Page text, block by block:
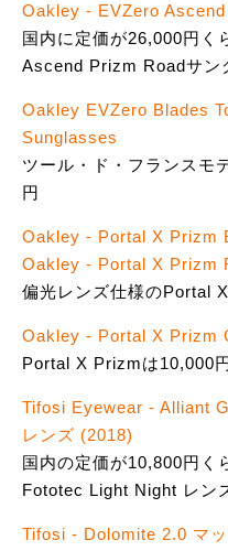
Oakley - EVZero
国内に定価が26,000円
Ascend Prizm Roadサン
Oakley EVZero Blades
Sunglasses
ツール・ド・フランスモ
円
Oakley - Portal X Prizm
Oakley - Portal X Prizm
偏光レンズ仕様のPortal
Oakley - Portal X Prizm
Portal X Prizmは10,000円
Tifosi Eyewear - Alliant
レンズ (2018)
国内の定価が10,800円
Fototec Light Night レン
Tifosi - Dolomite 2.0 マッ